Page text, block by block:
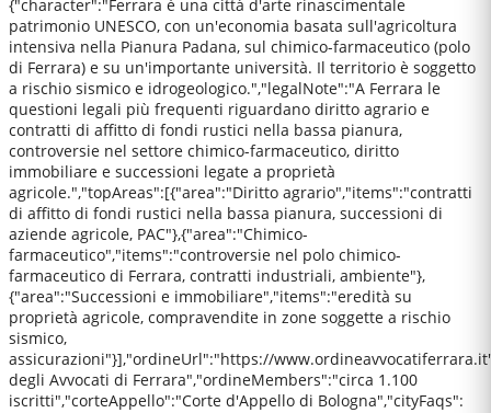
{"character":"Ferrara è una città d'arte rinascimentale
patrimonio UNESCO, con un'economia basata sull'agricoltura
intensiva nella Pianura Padana, sul chimico-farmaceutico (polo
di Ferrara) e su un'importante università. Il territorio è soggetto
a rischio sismico e idrogeologico.","legalNote":"A Ferrara le
questioni legali più frequenti riguardano diritto agrario e
contratti di affitto di fondi rustici nella bassa pianura,
controversie nel settore chimico-farmaceutico, diritto
immobiliare e successioni legate a proprietà
agricole.","topAreas":[{"area":"Diritto agrario","items":"contratti
di affitto di fondi rustici nella bassa pianura, successioni di
aziende agricole, PAC"},{"area":"Chimico-
farmaceutico","items":"controversie nel polo chimico-
farmaceutico di Ferrara, contratti industriali, ambiente"},
{"area":"Successioni e immobiliare","items":"eredità su
proprietà agricole, compravendite in zone soggette a rischio
sismico,
assicurazioni"}],"ordineUrl":"https://
degli Avvocati di Ferrara","ordineMembers":"circa 1.100
iscritti","corteAppello":"Corte d'Appello di Bologna","cityFaqs":